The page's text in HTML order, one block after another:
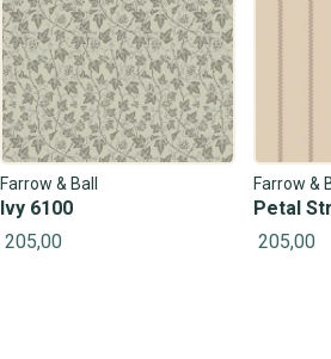
Farrow & Ball
Ivy 6100
205,00
Farrow &
Petal
205,00